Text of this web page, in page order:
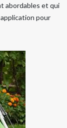
abordables et qui
pour